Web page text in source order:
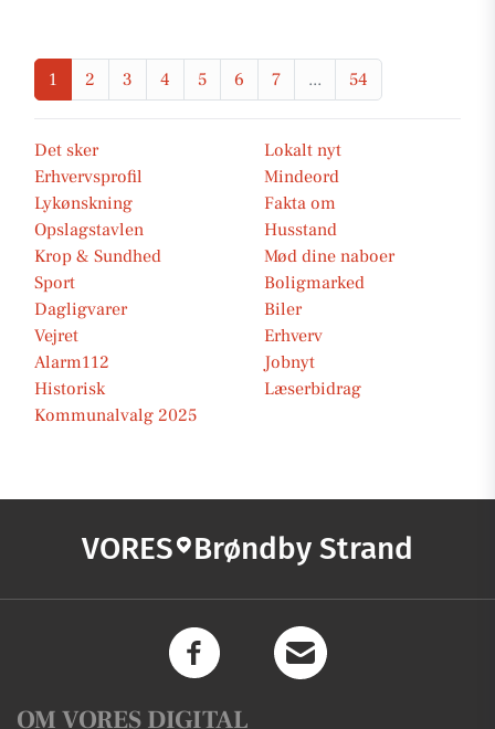
1 2 3 4 5 6 7 ... 54
Det sker
Lokalt nyt
Erhvervsprofil
Mindeord
Lykønskning
Fakta om
Opslagstavlen
Husstand
Krop & Sundhed
Mød dine naboer
Sport
Boligmarked
Dagligvarer
Biler
Vejret
Erhverv
Alarm112
Jobnyt
Historisk
Læserbidrag
Kommunalvalg 2025
VORES Brøndby Strand
OM VORES DIGITAL